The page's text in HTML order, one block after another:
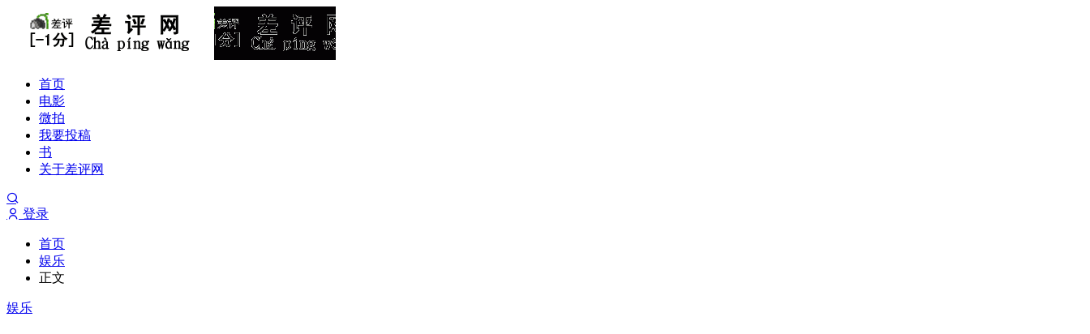
首页
电影
微拍
我要投稿
书
关于差评网
登录
首页
娱乐
正文
娱乐